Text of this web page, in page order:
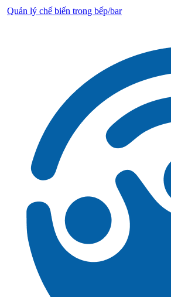
Quản lý chế biến trong bếp/bar